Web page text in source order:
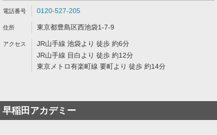
0120-527-205
東京都豊島区西池袋1-7-9
JR山手線 池袋より 徒歩 約6分
JR山手線 目白より 徒歩 約12分
東京メトロ有楽町線 要町より 徒歩 約14分
早稲田アカデミー